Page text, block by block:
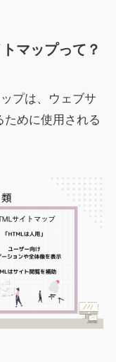
マップって？
プは、ウェブサ
めに使用される